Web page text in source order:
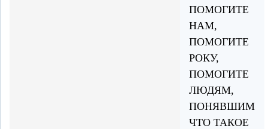
ПОМОГИТЕ
НАМ,
ПОМОГИТЕ
РОКУ,
ПОМОГИТЕ
ЛЮДЯМ,
ПОНЯВШИМ
ЧТО ТАКОЕ